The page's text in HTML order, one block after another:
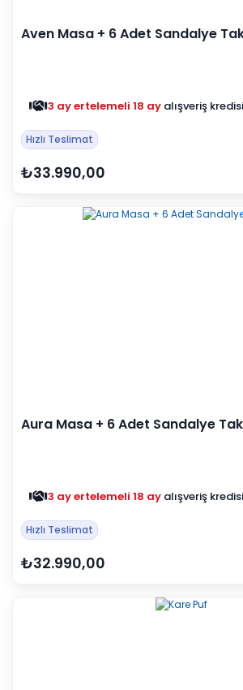
Aven Masa + 6 Adet Sandalye
3 ay ertelemeli 18 ay alışveriş
Hızlı Teslimat
₺33.990,00
Aura Masa + 6 Adet Sandalye
3 ay ertelemeli 18 ay alışveriş
Hızlı Teslimat
₺32.990,00